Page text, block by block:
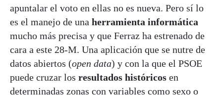
apuntalar el voto en ellas no es nueva. Pero sí lo
es el manejo de una herramienta informática
mucho más precisa y que Ferraz ha estrenado de
cara a este 28-M. Una aplicación que se nutre de
datos abiertos (open data) y con la que el PSOE
puede cruzar los resultados históricos en
determinadas zonas con variables como sexo o